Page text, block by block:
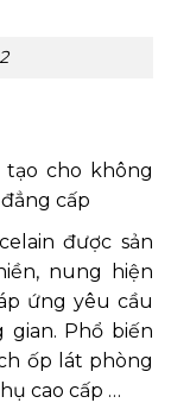
cho không
cấp
được sản
nung hiện
ứng yêu cầu
Phổ biến
ốp lát phòng
cao cấp …